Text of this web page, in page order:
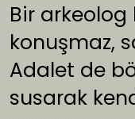
Bir arkeolog
konuşmaz,
Adalet de
susarak